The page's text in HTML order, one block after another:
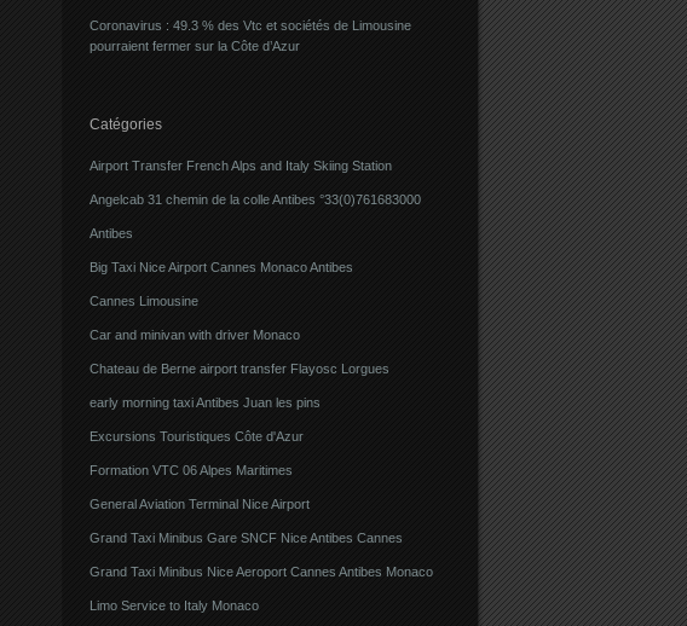
Coronavirus : 49.3 % des Vtc et sociétés de Limousine
pourraient fermer sur la Côte d’Azur
Catégories
Airport Transfer French Alps and Italy Skiing Station
Angelcab 31 chemin de la colle Antibes °33(0)761683000
Antibes
Big Taxi Nice Airport Cannes Monaco Antibes
Cannes Limousine
Car and minivan with driver Monaco
Chateau de Berne airport transfer Flayosc Lorgues
early morning taxi Antibes Juan les pins
Excursions Touristiques Côte d'Azur
Formation VTC 06 Alpes Maritimes
General Aviation Terminal Nice Airport
Grand Taxi Minibus Gare SNCF Nice Antibes Cannes
Grand Taxi Minibus Nice Aeroport Cannes Antibes Monaco
Limo Service to Italy Monaco